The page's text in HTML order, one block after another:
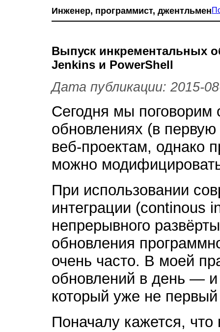
Инженер, программист, джентльмен
Выпуск инкрементальных
Jenkins и PowerShell
Дата публикации: 2015-
Сегодня мы поговорим
обновлениях (в
веб-проектам, однако
можно
При использовании
интеграции
непрерывного
обновления
очень часто. В моей
обновлений в день — и
который уже не
Поначалу кажется, что